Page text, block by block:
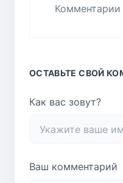
Комментарии
ОСТАВЬТЕ СВОЙ
Как вас зовут?
Ваш комментарий